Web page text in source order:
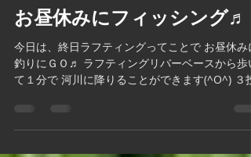
2020年7月11日 読了時間: 1分
今日は、終日ラフティングってことで お昼休みに